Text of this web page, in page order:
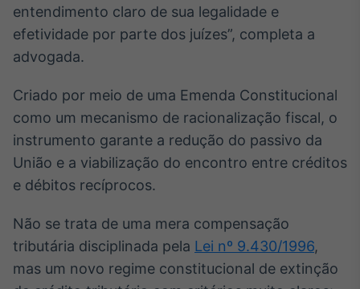
de ativos
Em breve
Crédito
entendimento claro de sua legalidade e
efetividade por parte dos juízes”, completa a
advogada.
Criado por meio de uma Emenda Constitucional
como um mecanismo de racionalização fiscal, o
instrumento garante a redução do passivo da
União e a viabilização do encontro entre créditos
e débitos recíprocos.
Não se trata de uma mera compensação
tributária disciplinada pela Lei nº 9.430/1996,
mas um novo regime constitucional de extinção